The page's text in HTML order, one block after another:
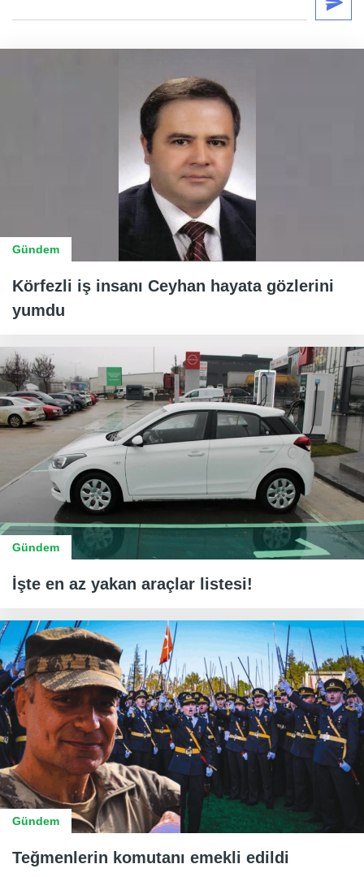
Gündem
Körfezli iş insanı Ceyhan hayata gözlerini
yumdu
Gündem
İşte en az yakan araçlar listesi!
Gündem
Teğmenlerin komutanı emekli edildi